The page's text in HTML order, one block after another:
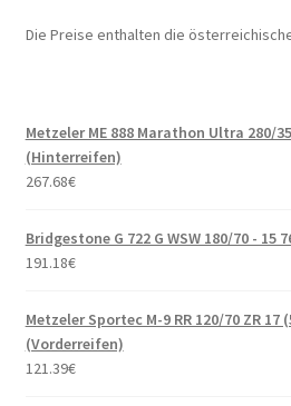
Die Preise enthalten die
Metzeler ME 888 Marathon Ultra 280/
(Hinterreifen)
267.68€
Bridgestone G 722 G WSW 180/70 - 15
191.18€
Metzeler Sportec M-9 RR 120/70 ZR 17
(Vorderreifen)
121.39€